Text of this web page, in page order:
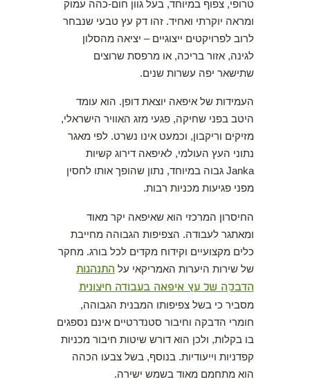
טרופי, צפוף במיוחד, בעל גוון חום-כהה עמוק
ומראה יוקרתי ואחיד. זהו דק עץ טבעי שנבחר
לרוב לפרויקטים ייצוגיים – יציאה מהסלון
לגינה, אזור בריכה, או מרפסת שרוצים
שתישאר יפה עשרות שנים.
העמידות של איפאה יוצאת דופן. הוא עומד
היטב בפני שחיקה, פגעי מזג האוויר הישראלי,
מזיקים וריקבון, וכמעט אינו נשרט. לפי מאגר
נתוני העץ העולמי, לאיפאה דירוג קשיות
Janka גבוה במיוחד, נתון שהופך אותו לחסין
מפני פגיעות מכניות רבות.
החיסרון המרכזי הוא שאיפאה יקר מאוד
ומאתגר לעבודה. הצפיפות הגבוהה מחייבת
כלים מקצועיים וקידוח מקדים לכל בורג. מחקר
של שירות היערות האמריקאי עלהתנהגות
הדבקה של עץ איפאה בעבודה חיצונית
מסביר כי בשל צפיפותו המבנית הגבוהה,
חומרי הדבקה וחיבור סטנדרטיים אינם נספגים
בו בקלות, ולכן הוא דורש שיטות חיבור מכניות
קפדניות וייעודיות. בנוסף, בשל צבעו הכהה
הוא מתחמם מאוד בשמש ישירה.